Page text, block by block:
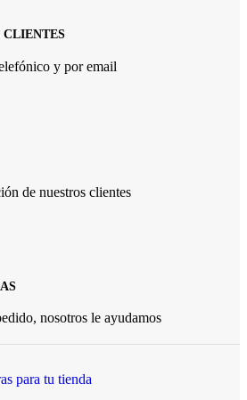
CLIENTES
y por email
de nuestros clientes
nosotros le ayudamos